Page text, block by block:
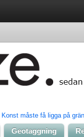
Konst måste få ligga på
Geotaggning